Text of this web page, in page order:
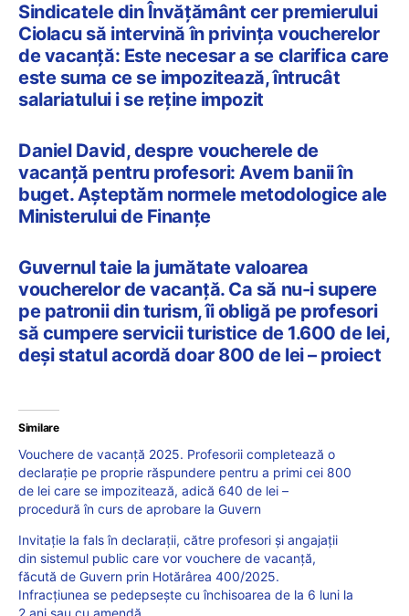
Sindicatele din Învățământ cer premierului
Ciolacu să intervină în privința voucherelor
de vacanță: Este necesar a se clarifica care
este suma ce se impozitează, întrucât
salariatului i se reține impozit
Daniel David, despre voucherele de
vacanță pentru profesori: Avem banii în
buget. Așteptăm normele metodologice ale
Ministerului de Finanțe
Guvernul taie la jumătate valoarea
voucherelor de vacanță. Ca să nu-i supere
pe patronii din turism, îi obligă pe profesori
să cumpere servicii turistice de 1.600 de lei,
deși statul acordă doar 800 de lei – proiect
Similare
Vouchere de vacanță 2025. Profesorii completează o
declarație pe proprie răspundere pentru a primi cei 800
de lei care se impozitează, adică 640 de lei –
procedură în curs de aprobare la Guvern
Invitație la fals în declarații, către profesori și angajații
din sistemul public care vor vouchere de vacanță,
făcută de Guvern prin Hotărârea 400/2025.
Infracțiunea se pedepsește cu închisoarea de la 6 luni la